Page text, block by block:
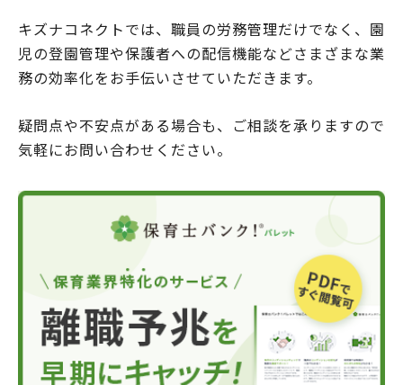
キズナコネクトでは、職員の労務管理だけでなく、園
児の登園管理や保護者への配信機能などさまざまな業
務の効率化をお手伝いさせていただきます。
疑問点や不安点がある場合も、ご相談を承りますので
気軽にお問い合わせください。